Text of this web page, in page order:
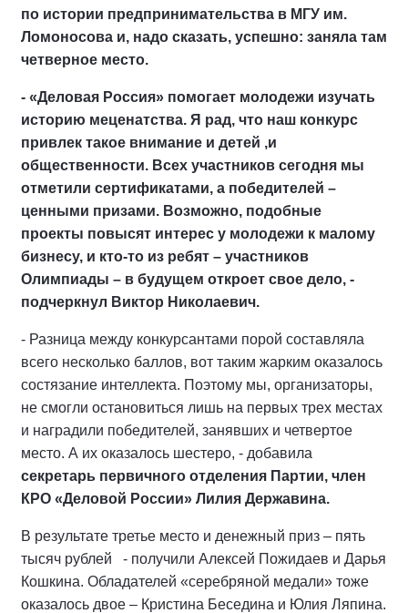
по истории предпринимательства в МГУ им.
Ломоносова и, надо сказать, успешно: заняла там
четверное место.
- «Деловая Россия» помогает молодежи изучать
историю меценатства. Я рад, что наш конкурс
привлек такое внимание и детей ,и
общественности. Всех участников сегодня мы
отметили сертификатами, а победителей –
ценными призами. Возможно, подобные
проекты повысят интерес у молодежи к малому
бизнесу, и кто-то из ребят – участников
Олимпиады – в будущем откроет свое дело, -
подчеркнул Виктор Николаевич.
- Разница между конкурсантами порой составляла
всего несколько баллов, вот таким жарким оказалось
состязание интеллекта. Поэтому мы, организаторы,
не смогли остановиться лишь на первых трех местах
и наградили победителей, занявших и четвертое
место. А их оказалось шестеро, - добавила
секретарь первичного отделения Партии, член
КРО «Деловой России» Лилия Державина.
В результате третье место и денежный приз – пять
тысяч рублей - получили Алексей Пожидаев и Дарья
Кошкина. Обладателей «серебряной медали» тоже
оказалось двое – Кристина Беседина и Юлия Ляпина.